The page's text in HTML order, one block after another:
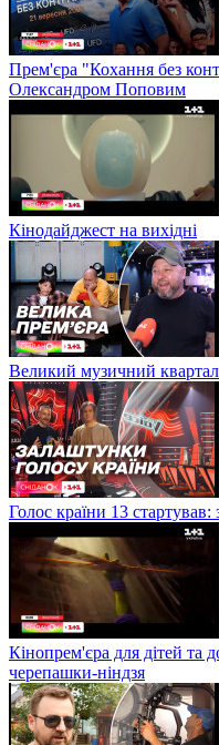
Прем'єра "Кохання без
Олександром Поповим
Кінодайджест на вихідні
Великий музичний
Голос країни 13
Кінопрем'єра для дітей та
черепашки-ніндзя